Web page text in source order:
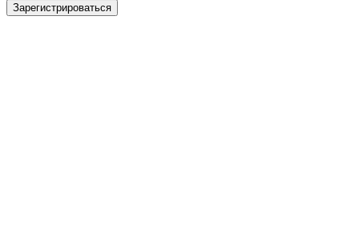
Зарегистрироваться